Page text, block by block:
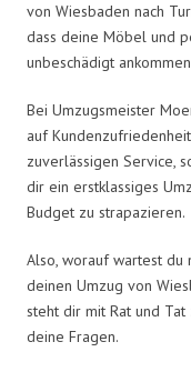
von Wiesbaden nach
dass deine Möbel und
unbeschädigt
Bei Umzugsmeister
auf
zuverlässigen Service,
dir ein erstklassiges
Budget zu strapazieren.
Also, worauf wartest du
deinen Umzug von
steht dir mit Rat und
deine Fragen.